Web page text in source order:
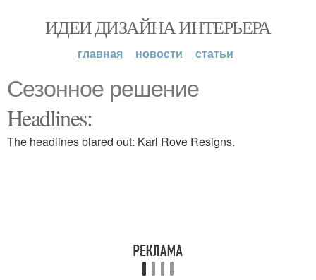
ИДЕИ ДИЗАЙНА ИНТЕРЬЕРА
главная новости статьи
Сезонное решение
Headlines:
The headlines blared out: Karl Rove Resigns.